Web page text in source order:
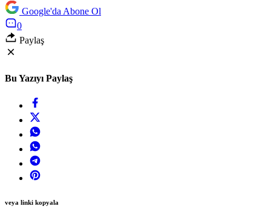
Google'da Abone Ol
0
Paylaş
Bu Yazıyı Paylaş
veya linki kopyala